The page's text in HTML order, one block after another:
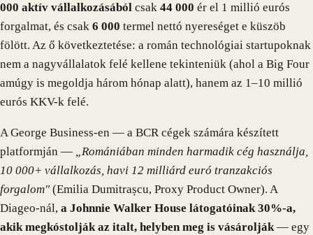
000 aktív vállalkozásából csak 44 000 ér el 1 millió eurós
forgalmat, és csak 6 000 termel nettó nyereséget e küszöb
fölött. Az ő következtetése: a román technológiai startupoknak
nem a nagyvállalatok felé kellene tekinteniük (ahol a Big Four
amúgy is megoldja három hónap alatt), hanem az 1–10 millió
eurós KKV-k felé.
A George Business-en — a BCR cégek számára készített
platformján — „Romániában minden harmadik cég használja,
10 000+ vállalkozás, havi 12 milliárd euró tranzakciós
forgalom" (Emilia Dumitrașcu, Proxy Product Owner). A
Diageo-nál, a Johnnie Walker House látogatóinak 30%-a,
akik megkóstolják az italt, helyben meg is vásárolják— egy